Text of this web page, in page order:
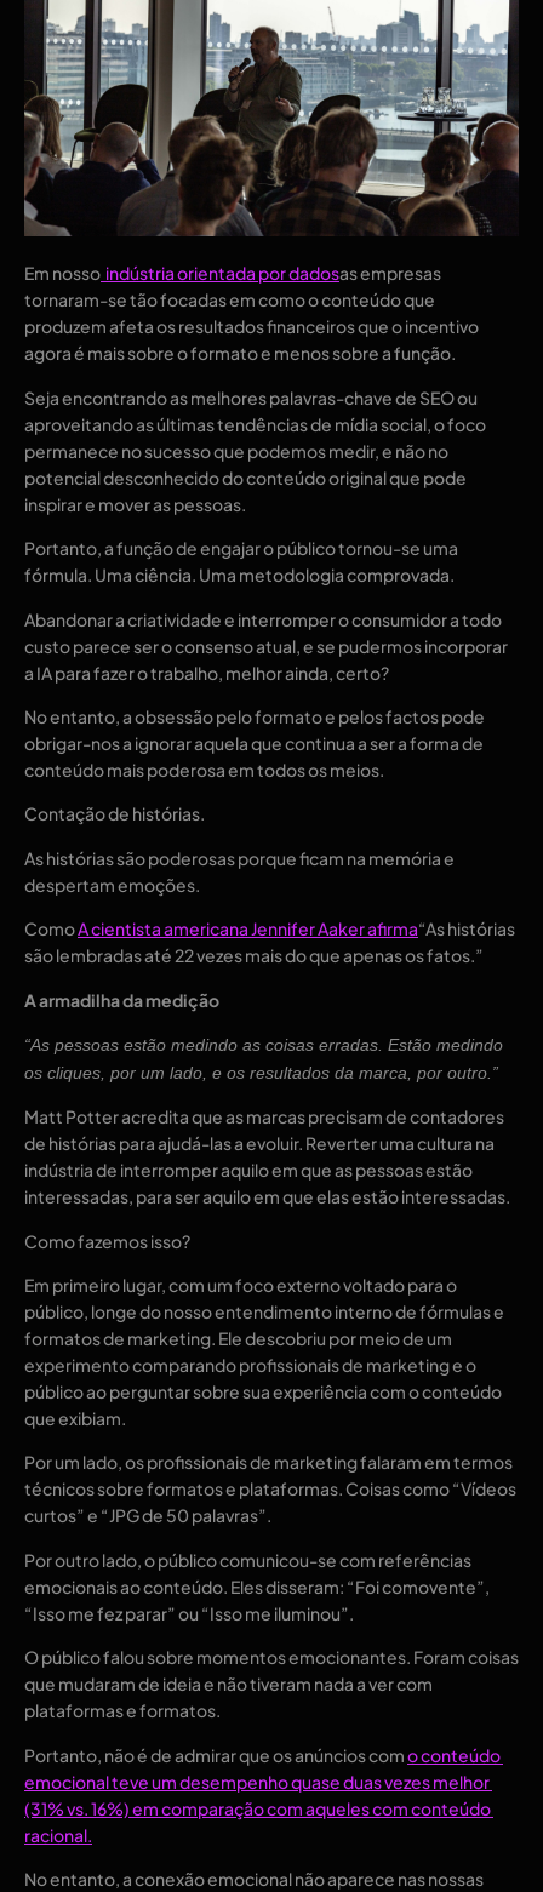
Em nosso
  indústria orientada por dados
as empresas
tornaram-se tão focadas em como o conteúdo que
produzem afeta os resultados financeiros que o incentivo
agora é mais sobre o formato e menos sobre a função.
Seja encontrando as melhores palavras-chave de SEO ou
aproveitando as últimas tendências de mídia social, o foco
permanece no sucesso que podemos medir, e não no
potencial desconhecido do conteúdo original que pode
inspirar e mover as pessoas.
Portanto, a função de engajar o público tornou-se uma
fórmula. Uma ciência. Uma metodologia comprovada.
Abandonar a criatividade e interromper o consumidor a todo
custo parece ser o consenso atual, e se pudermos incorporar
a IA para fazer o trabalho, melhor ainda, certo?
No entanto, a obsessão pelo formato e pelos factos pode
obrigar-nos a ignorar aquela que continua a ser a forma de
conteúdo mais poderosa em todos os meios.
Contação de histórias.
As histórias são poderosas porque ficam na memória e
despertam emoções.
Como A cientista americana Jennifer Aaker afirma“As histórias
são lembradas até 22 vezes mais do que apenas os fatos.”
A armadilha da medição
“As pessoas estão medindo as coisas erradas. Estão medindo
os cliques, por um lado, e os resultados da marca, por outro.”
Matt Potter acredita que as marcas precisam de contadores
de histórias para ajudá-las a evoluir. Reverter uma cultura na
indústria de interromper aquilo em que as pessoas estão
interessadas, para ser aquilo em que elas estão interessadas.
Como fazemos isso?
Em primeiro lugar, com um foco externo voltado para o
público, longe do nosso entendimento interno de fórmulas e
formatos de marketing. Ele descobriu por meio de um
experimento comparando profissionais de marketing e o
público ao perguntar sobre sua experiência com o conteúdo
que exibiam.
Por um lado, os profissionais de marketing falaram em termos
técnicos sobre formatos e plataformas. Coisas como “Vídeos
curtos” e “JPG de 50 palavras”.
Por outro lado, o público comunicou-se com referências
emocionais ao conteúdo. Eles disseram: “Foi comovente”,
“Isso me fez parar” ou “Isso me iluminou”.
O público falou sobre momentos emocionantes. Foram coisas
que mudaram de ideia e não tiveram nada a ver com
plataformas e formatos.
Portanto, não é de admirar que os anúncios com o conteúdo
emocional teve um desempenho quase duas vezes melhor
(31% vs. 16%) em comparação com aqueles com conteúdo
racional.
No entanto, a conexão emocional não aparece nas nossas